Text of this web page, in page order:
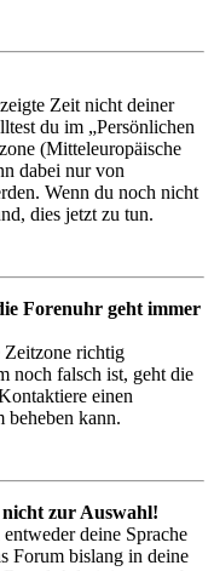
Zeit nicht deiner
du im „Persönlichen
(Mitteleuropäische
dabei nur von
Wenn du noch nicht
dies jetzt zu tun.
Forenuhr geht immer
Zeitzone richtig
noch falsch ist, geht die
einen
beheben kann.
nicht zur Auswahl!
deine Sprache
Forum bislang in deine